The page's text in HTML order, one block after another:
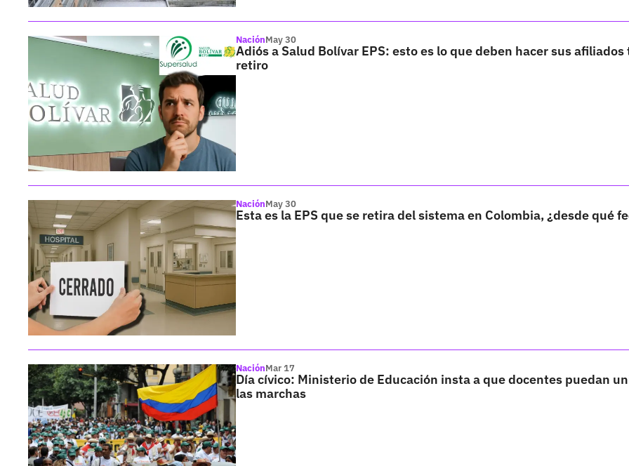
NaciónMay 30
Adiós a Salud Bolívar EPS: esto es lo que deben hacer sus afiliados
retiro
NaciónMay 30
Esta es la EPS que se retira del sistema en Colombia, ¿desde qué
NaciónMar 17
Día cívico: Ministerio de Educación insta a que docentes puedan
las marchas